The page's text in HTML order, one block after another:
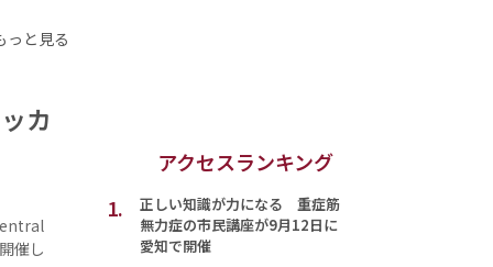
っと見る
カ
催し
アクセスランキング
1.
正しい知識が力になる 重症筋
無力症の市民講座が9月12日に
愛知で開催